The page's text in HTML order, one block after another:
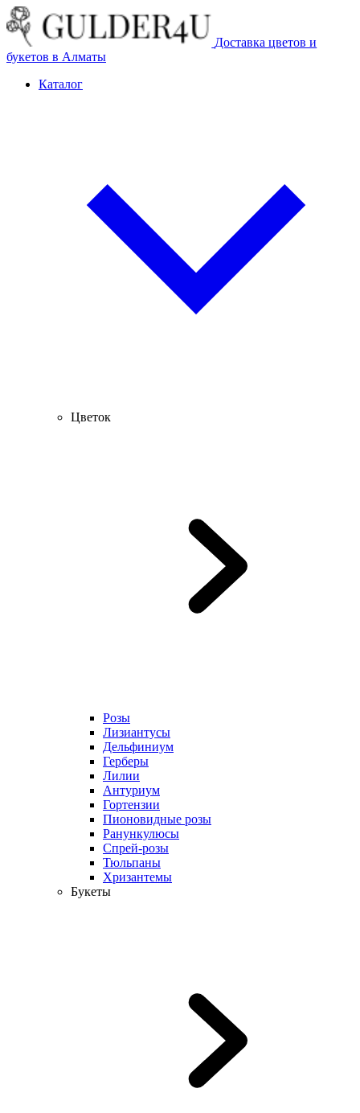
Доставка цветов и
букетов в Алматы
Каталог
Цветок
Розы
Лизиантусы
Дельфиниум
Герберы
Лилии
Антуриум
Гортензии
Пионовидные розы
Ранункулюсы
Спрей-розы
Тюльпаны
Хризантемы
Букеты